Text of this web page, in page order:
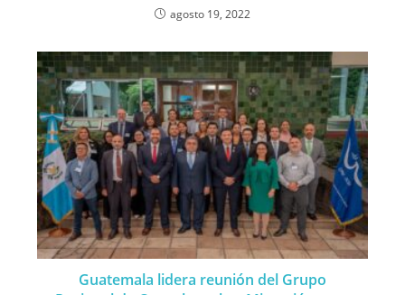
agosto 19, 2022
Guatemala lidera reunión del Grupo